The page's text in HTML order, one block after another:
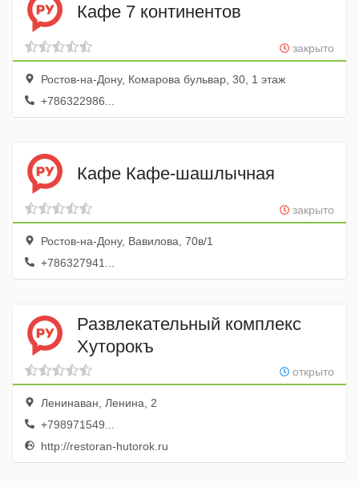
Кафе 7 континентов
закрыто
Ростов-на-Дону, Комарова бульвар, 30, 1 этаж
+786322986...
Кафе Кафе-шашлычная
закрыто
Ростов-на-Дону, Вавилова, 70в/1
+786327941...
Развлекательный комплекс
Хуторокъ
открыто
Ленинаван, Ленина, 2
+798971549...
http://restoran-hutorok.ru